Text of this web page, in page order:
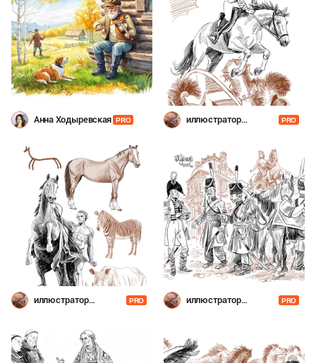
Анна Ходыревская PRO
иллюстратор
PRO
иллюстратор
PRO
иллюстратор
PRO